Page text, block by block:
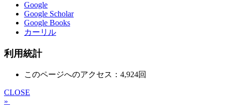
Google
Google Scholar
Google Books
カーリル
利用統計
このページへのアクセス：4,924回
CLOSE
»